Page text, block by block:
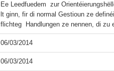
Ee Leedfuedem  zur
lt ginn, fir di normal Gestioun ze
06/03/2014
06/03/2014